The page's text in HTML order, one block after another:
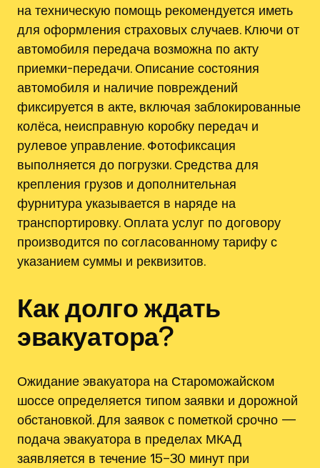
на техническую помощь рекомендуется иметь
для оформления страховых случаев. Ключи от
автомобиля передача возможна по акту
приемки-передачи. Описание состояния
автомобиля и наличие повреждений
фиксируется в акте, включая заблокированные
колёса, неисправную коробку передач и
рулевое управление. Фотофиксация
выполняется до погрузки. Средства для
крепления грузов и дополнительная
фурнитура указывается в наряде на
транспортировку. Оплата услуг по договору
производится по согласованному тарифу с
указанием суммы и реквизитов.
Как долго ждать
эвакуатора?
Ожидание эвакуатора на Староможайском
шоссе определяется типом заявки и дорожной
обстановкой. Для заявок с пометкой срочно —
подача эвакуатора в пределах МКАД
заявляется в течение 15–30 минут при